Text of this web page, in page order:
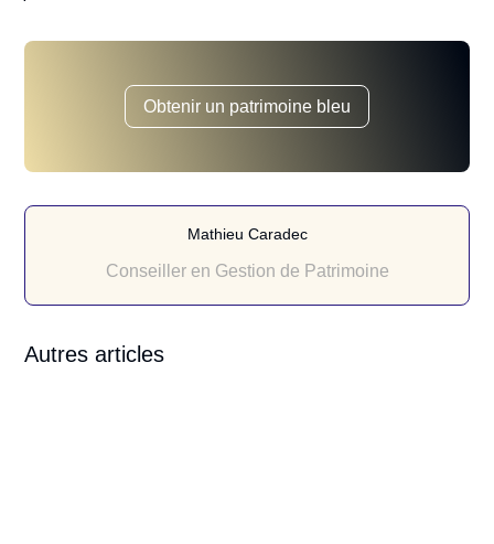
Obtenir un patrimoine bleu
Mathieu Caradec
Conseiller en Gestion de Patrimoine
Autres articles